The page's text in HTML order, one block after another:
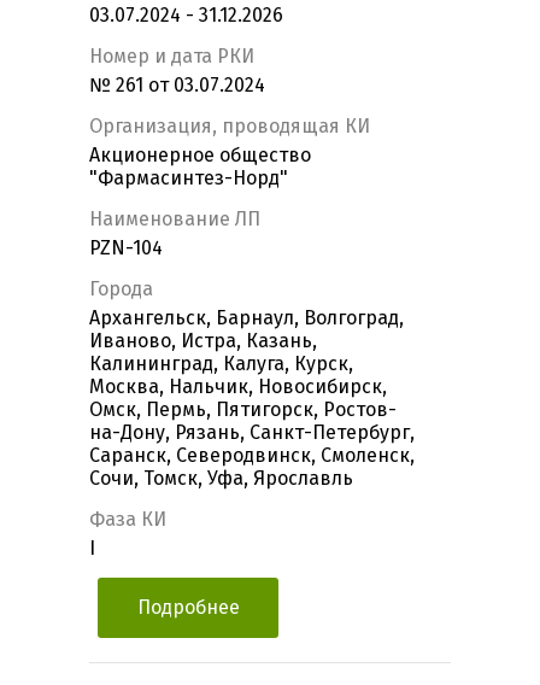
03.07.2024 - 31.12.2026
Номер и дата РКИ
№ 261 от 03.07.2024
Организация, проводящая КИ
Акционерное общество
"Фармасинтез-Норд"
Наименование ЛП
PZN-104
Города
Архангельск, Барнаул, Волгоград,
Иваново, Истра, Казань,
Калининград, Калуга, Курск,
Москва, Нальчик, Новосибирск,
Омск, Пермь, Пятигорск, Ростов-
на-Дону, Рязань, Санкт-Петербург,
Саранск, Северодвинск, Смоленск,
Сочи, Томск, Уфа, Ярославль
Фаза КИ
Подробнее